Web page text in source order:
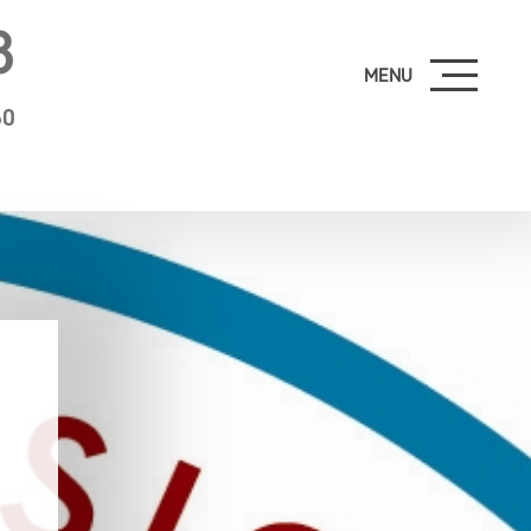
MENU